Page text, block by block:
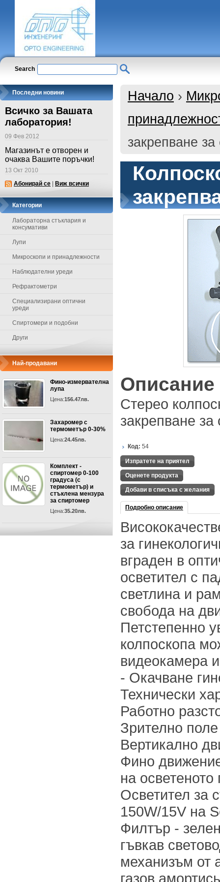
Search
Последни новини
Всичко за Вашата
лаборатория!
09 Фев 2012
Магазинът е отворен и
очаква Вашите поръчки!
13 Окт 2010
Абонирай се
Виж всички
Категории
Лабораторна стъклария и
консумативи
Лупи
Микроскопи и принадлежности
Наблюдателни уреди
Рефрактометри
Специализирани оптични
уреди
Спиртомери и подобни
Други
Най-продавани
Фино-измервателна
лупа
Цена:156.47лв.
Захаромер с
термометър 0-30%
Цена:24.45лв.
Комплект -
спиртомер 0-100
градуса (с
термометър) и
стъклена мензура
за спиртомер
Цена:35.20лв.
Начало ›
закрепване за
Описание
Стерео
закрепване за
Код: 54
Изпратете на приятел
Оценете продукта
Добави в списъка с желания
Подробно описание
за
вграден в
осветител с
светлина и
свобода на
Петстепенно
колпоскопа
видеокамера
- Окачване
Технически
Работно
Зрително
Вертикално
Фино
на
Осветител за
150W/15V на
Филтър -
гъвкав
механизъм от
газов